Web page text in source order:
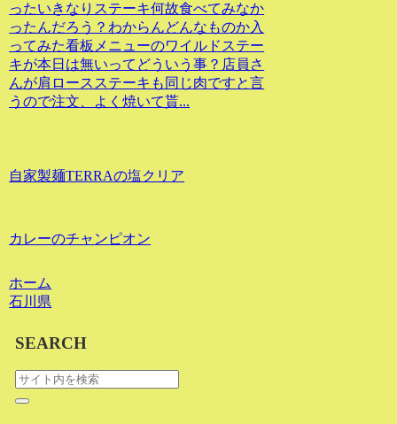
ったいきなりステーキ何故食べてみなか
ったんだろう？わからんどんなものか入
ってみた看板メニューのワイルドステー
キが本日は無いってどういう事？店員さ
んが肩ロースステーキも同じ肉ですと言
うので注文、よく焼いて貰...
自家製麺TERRAの塩クリア
カレーのチャンピオン
ホーム
石川県
SEARCH